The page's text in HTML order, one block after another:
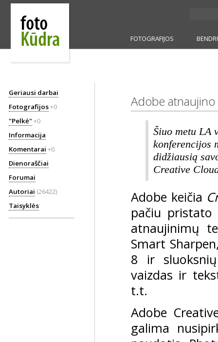
FOTOGRAFIJOS
Geriausi darbai
Fotografijos+0
"Pelkė" +0
Informacija
Komentarai +0
Dienoraščiai
Forumai
Autoriai (26422)
Taisyklės
Adobe atnaujino
Šiuo metu LA
konferencijos
didžiausią
Creative
Adobe keičia
pačiu pristato
atnaujinimų
Smart
8 ir
vaizdas ir
t.t.
Adobe
galima